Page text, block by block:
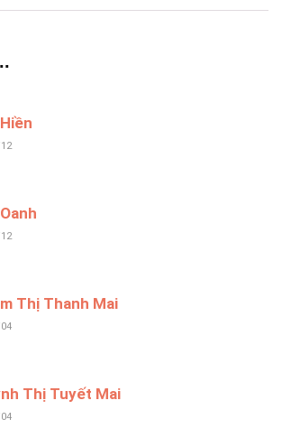
Thị Thanh Mai
Thị Tuyết Mai